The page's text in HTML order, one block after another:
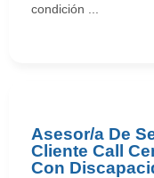
condición ...
Asesor/a De
Cliente Call
Con